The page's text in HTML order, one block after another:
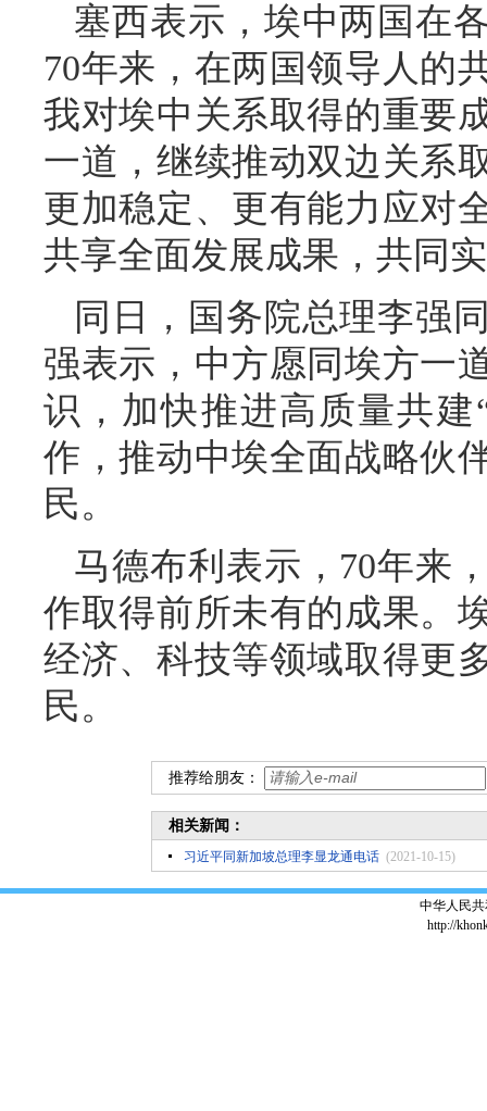
塞西表示，埃中两国在
70年来，在两国领导人的
我对埃中关系取得的重要
一道，继续推动双边关系
更加稳定、更有能力应对
共享全面发展成果，共同
同日，国务院总理李强
强表示，中方愿同埃方一
识，加快推进高质量共
作，推动中埃全面战略伙
民。
马德布利表示，70年来
作取得前所未有的成果。
经济、科技等领域取得更
民。
推荐给朋友：
相关新闻：
习近平同新加坡总理李显龙通电话 (2021-10-15)
中华人民
http://